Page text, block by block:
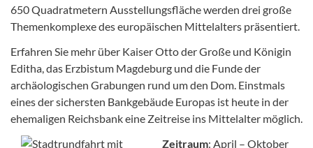
650 Quadratmetern Ausstellungsfläche werden drei große
Themenkomplexe des europäischen Mittelalters präsentiert.
Erfahren Sie mehr über Kaiser Otto der Große und Königin
Editha, das Erzbistum Magdeburg und die Funde der
archäologischen Grabungen rund um den Dom. Einstmals
eines der sichersten Bankgebäude Europas ist heute in der
ehemaligen Reichsbank eine Zeitreise ins Mittelalter möglich.
Zeitraum: April – Oktober